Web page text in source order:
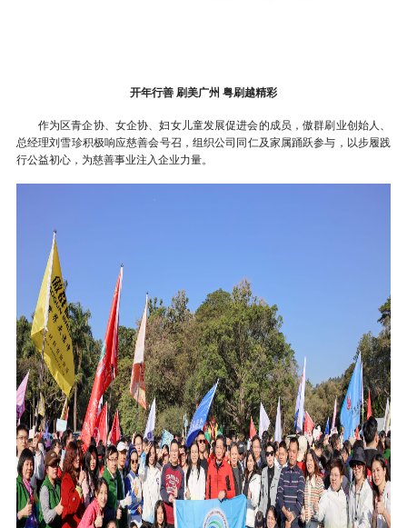
开年行善 刷美广州 粤刷越精彩
作为区青企协、女企协、妇女儿童发展促进会的成员，傲群刷业创始人、
总经理刘雪珍积极响应慈善会号召，组织公司同仁及家属踊跃参与，以步履践
行公益初心，为慈善事业注入企业力量。